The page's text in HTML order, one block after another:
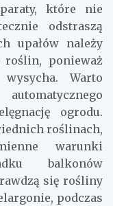
które nie
odstraszą
upałów należy
roślin, ponieważ
Warto
ogrodu.
roślinach,
warunki
balkonów
się rośliny
podczas